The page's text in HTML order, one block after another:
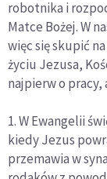
robotnika i
Matce Bożej. W
więc się skupić
życiu Jezusa,
najpierw o
1. W Ewangelii
kiedy Jezus
przemawia w